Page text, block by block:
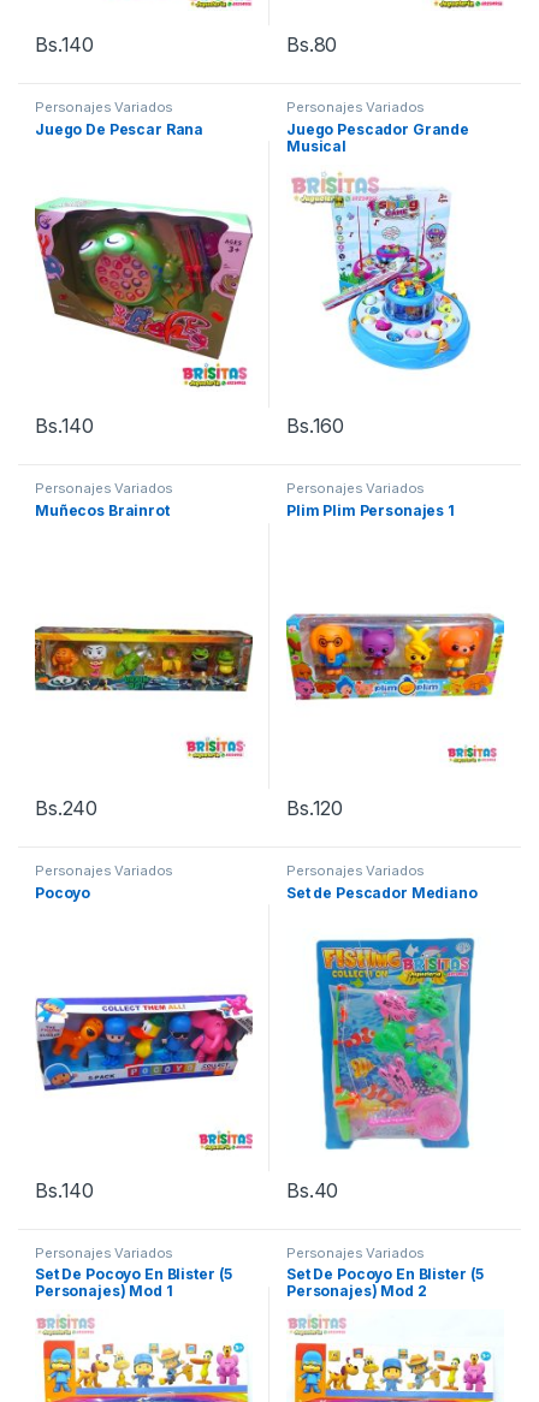
Bs.140 Bs.80
Personajes Variados
Juego De Pescar Rana
Bs.140
Personajes Variados
Juego Pescador Grande
Musical
Bs.160
Personajes Variados
Muñecos Brainrot
Bs.240
Personajes Variados
Plim Plim Personajes 1
Bs.120
Personajes Variados
Pocoyo
Bs.140
Personajes Variados
Set de Pescador Mediano
Bs.40
Personajes Variados
Set De Pocoyo En Blister (5
Personajes) Mod 1
Personajes Variados
Set De Pocoyo En Blister (5
Personajes) Mod 2